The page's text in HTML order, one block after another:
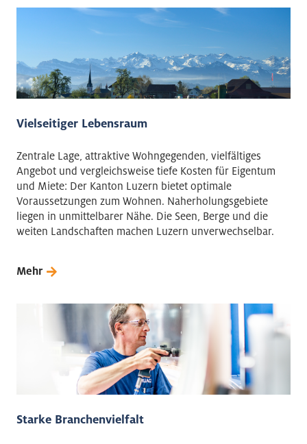
Vielseitiger Lebensraum
Zentrale Lage, attraktive Wohngegenden, vielfältiges
Angebot und vergleichsweise tiefe Kosten für Eigentum
und Miete: Der Kanton Luzern bietet optimale
Voraussetzungen zum Wohnen. Naherholungsgebiete
liegen in unmittelbarer Nähe. Die Seen, Berge und die
weiten Landschaften machen Luzern unverwechselbar.
Mehr
Starke Branchenvielfalt